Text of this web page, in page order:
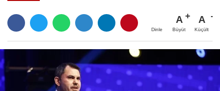
Dinle
A
Büyüt
A
Küçült